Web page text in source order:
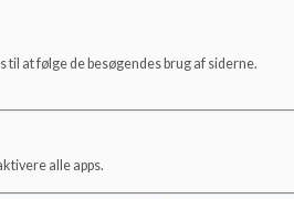
at følge de besøgendes brug af siderne.
alle apps.